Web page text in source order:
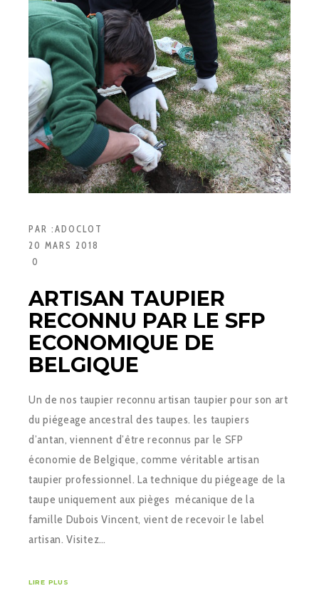
PAR :ADOCLOT
20 MARS 2018
0
ARTISAN TAUPIER
RECONNU PAR LE SFP
ECONOMIQUE DE
BELGIQUE
Un de nos taupier reconnu artisan taupier pour son art
du piégeage ancestral des taupes. les taupiers
d’antan, viennent d’être reconnus par le SFP
économie de Belgique, comme véritable artisan
taupier professionnel. La technique du piégeage de la
taupe uniquement aux pièges mécanique de la
famille Dubois Vincent, vient de recevoir le label
artisan. Visitez…
LIRE PLUS